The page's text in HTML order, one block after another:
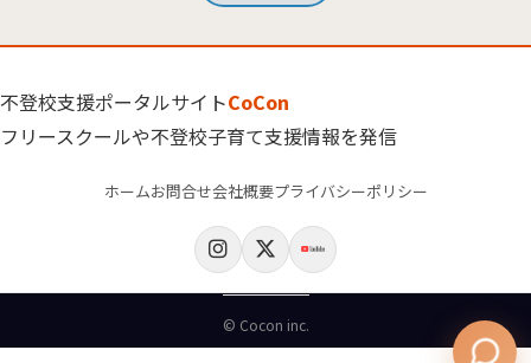
不登校支援ポータルサイトCoCon
フリースクールや不登校子育て支援情報を発信
ホームお問合せ会社概要プライバシーポリシー
© Cocon inc.